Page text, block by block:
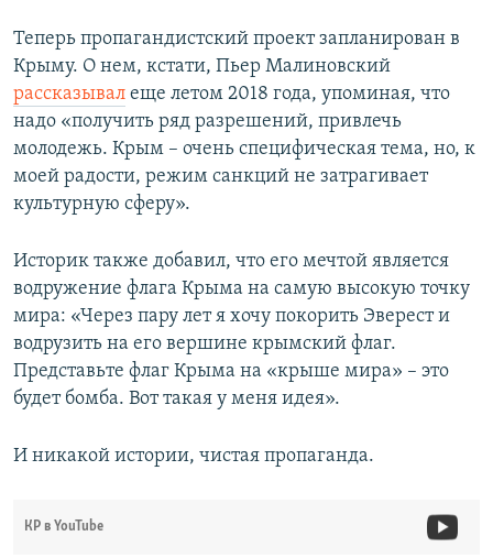
Теперь пропагандистский проект запланирован в
Крыму. О нем, кстати, Пьер Малиновский
рассказывал еще летом 2018 года, упоминая, что
надо «получить ряд разрешений, привлечь
молодежь. Крым – очень специфическая тема, но, к
моей радости, режим санкций не затрагивает
культурную сферу».
Историк также добавил, что его мечтой является
водружение флага Крыма на самую высокую точку
мира: «Через пару лет я хочу покорить Эверест и
водрузить на его вершине крымский флаг.
Представьте флаг Крыма на «крыше мира» – это
будет бомба. Вот такая у меня идея».
И никакой истории, чистая пропаганда.
КР в YouTube